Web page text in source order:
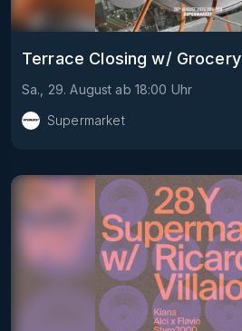
Terrace Closing w/ Grocery
Sa., 29. August ab 18:00 Uhr
Supermarket